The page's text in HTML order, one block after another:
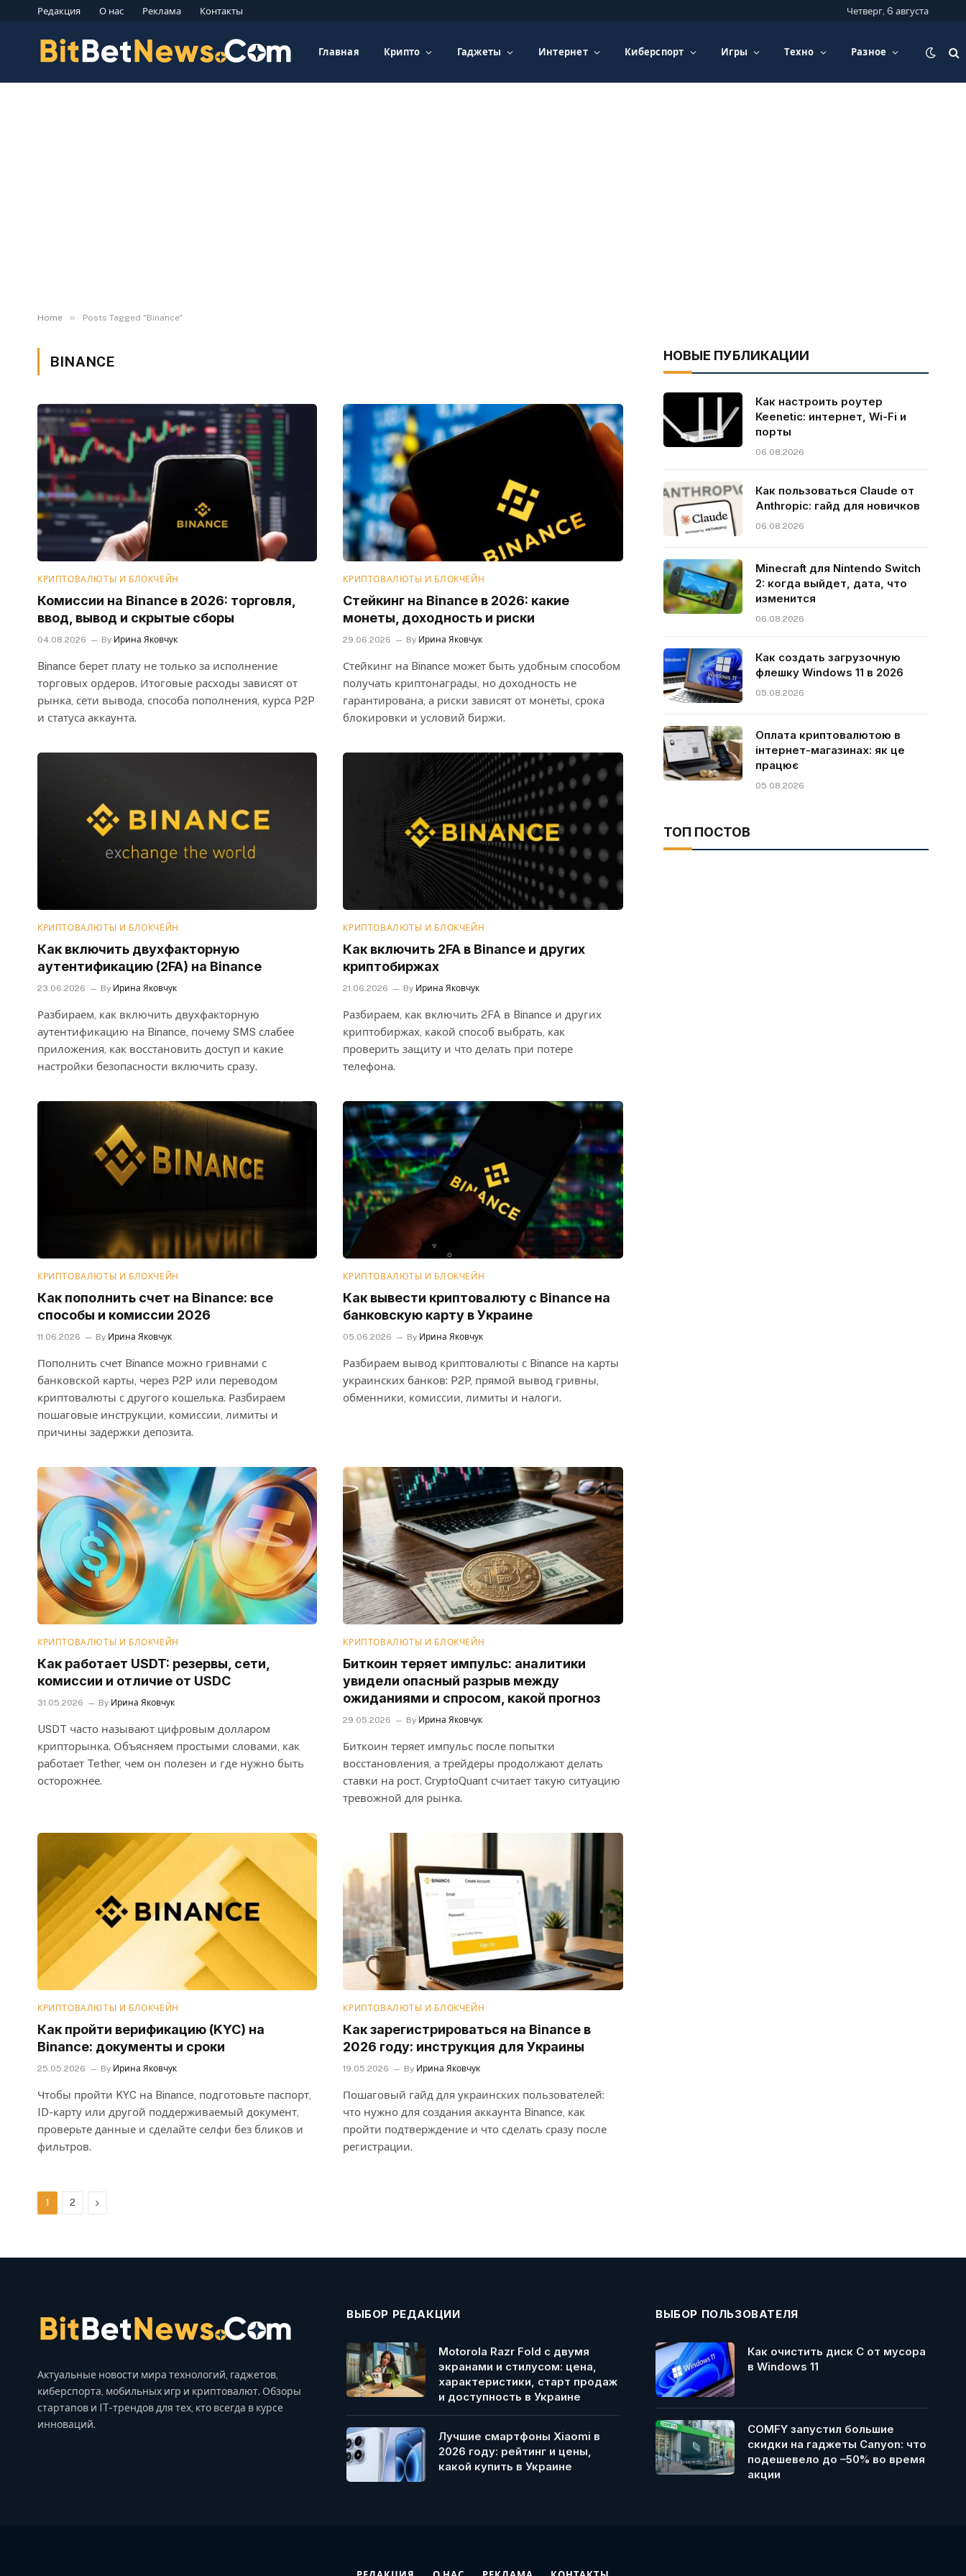
Редакция О нас Реклама Контакты Четверг, 6 августа
Главная Крипто Гаджеты Интернет Киберспорт Игры Техно Разное
Home » Posts Tagged "Binance"
BINANCE
КРИПТОВАЛЮТЫ И БЛОКЧЕЙН
Комиссии на Binance в 2026: торговля,
ввод, вывод и скрытые сборы
04.08.2026 By Ирина Яковчук
Binance берет плату не только за исполнение
торговых ордеров. Итоговые расходы зависят от
рынка, сети вывода, способа пополнения, курса P2P
и статуса аккаунта.
КРИПТОВАЛЮТЫ И БЛОКЧЕЙН
Стейкинг на Binance в 2026: какие
монеты, доходность и риски
29.06.2026 By Ирина Яковчук
Стейкинг на Binance может быть удобным способом
получать криптонаграды, но доходность не
гарантирована, а риски зависят от монеты, срока
блокировки и условий биржи.
КРИПТОВАЛЮТЫ И БЛОКЧЕЙН
Как включить двухфакторную
аутентификацию (2FA) на Binance
23.06.2026 By Ирина Яковчук
Разбираем, как включить двухфакторную
аутентификацию на Binance, почему SMS слабее
приложения, как восстановить доступ и какие
настройки безопасности включить сразу.
КРИПТОВАЛЮТЫ И БЛОКЧЕЙН
Как включить 2FA в Binance и других
криптобиржах
21.06.2026 By Ирина Яковчук
Разбираем, как включить 2FA в Binance и других
криптобиржах, какой способ выбрать, как
проверить защиту и что делать при потере
телефона.
КРИПТОВАЛЮТЫ И БЛОКЧЕЙН
Как пополнить счет на Binance: все
способы и комиссии 2026
11.06.2026 By Ирина Яковчук
Пополнить счет Binance можно гривнами с
банковской карты, через P2P или переводом
криптовалюты с другого кошелька. Разбираем
пошаговые инструкции, комиссии, лимиты и
причины задержки депозита.
КРИПТОВАЛЮТЫ И БЛОКЧЕЙН
Как вывести криптовалюту с Binance на
банковскую карту в Украине
05.06.2026 By Ирина Яковчук
Разбираем вывод криптовалюты с Binance на карты
украинских банков: P2P, прямой вывод гривны,
обменники, комиссии, лимиты и налоги.
КРИПТОВАЛЮТЫ И БЛОКЧЕЙН
Как работает USDT: резервы, сети,
комиссии и отличие от USDC
31.05.2026 By Ирина Яковчук
USDT часто называют цифровым долларом
крипторынка. Объясняем простыми словами, как
работает Tether, чем он полезен и где нужно быть
осторожнее.
КРИПТОВАЛЮТЫ И БЛОКЧЕЙН
Биткоин теряет импульс: аналитики
увидели опасный разрыв между
ожиданиями и спросом, какой прогноз
29.05.2026 By Ирина Яковчук
Биткоин теряет импульс после попытки
восстановления, а трейдеры продолжают делать
ставки на рост. CryptoQuant считает такую ситуацию
тревожной для рынка.
КРИПТОВАЛЮТЫ И БЛОКЧЕЙН
Как пройти верификацию (KYC) на
Binance: документы и сроки
25.05.2026 By Ирина Яковчук
Чтобы пройти KYC на Binance, подготовьте паспорт,
ID-карту или другой поддерживаемый документ,
проверьте данные и сделайте селфи без бликов и
фильтров.
КРИПТОВАЛЮТЫ И БЛОКЧЕЙН
Как зарегистрироваться на Binance в
2026 году: инструкция для Украины
19.05.2026 By Ирина Яковчук
Пошаговый гайд для украинских пользователей:
что нужно для создания аккаунта Binance, как
пройти подтверждение и что сделать сразу после
регистрации.
1 2 Next
НОВЫЕ ПУБЛИКАЦИИ
Как настроить роутер
Keenetic: интернет, Wi-Fi и
порты
06.08.2026
Как пользоваться Claude от
Anthropic: гайд для новичков
06.08.2026
Minecraft для Nintendo Switch
2: когда выйдет, дата, что
изменится
06.08.2026
Как создать загрузочную
флешку Windows 11 в 2026
05.08.2026
Оплата криптовалютою в
інтернет-магазинах: як це
працює
05.08.2026
ТОП ПОСТОВ
Актуальные новости мира технологий, гаджетов,
киберспорта, мобильных игр и криптовалют. Обзоры
стартапов и IT-трендов для тех, кто всегда в курсе
инноваций.
ВЫБОР РЕДАКЦИИ
Motorola Razr Fold с двумя
экранами и стилусом: цена,
характеристики, старт продаж
и доступность в Украине
Лучшие смартфоны Xiaomi в
2026 году: рейтинг и цены,
какой купить в Украине
ВЫБОР ПОЛЬЗОВАТЕЛЯ
Как очистить диск C от мусора
в Windows 11
COMFY запустил большие
скидки на гаджеты Canyon: что
подешевело до –50% во время
акции